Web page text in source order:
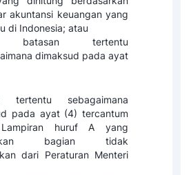
akuntansi keuangan yang
di Indonesia; atau
batasan tertentu
dimaksud pada ayat
tertentu sebagaimana
pada ayat (4) tercantum
huruf A yang
bagian tidak
dari Peraturan Menteri